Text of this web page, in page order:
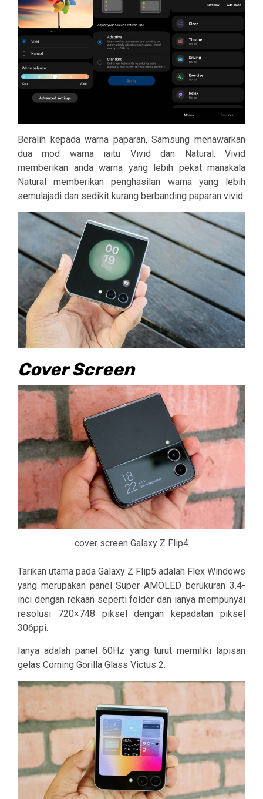
Beralih kepada warna paparan, Samsung menawarkan
dua mod warna iaitu Vivid dan Natural. Vivid
memberikan anda warna yang lebih pekat manakala
Natural memberikan penghasilan warna yang lebih
semulajadi dan sedikit kurang berbanding paparan vivid.
Cover Screen
cover screen Galaxy Z Flip4
Tarikan utama pada Galaxy Z Flip5 adalah Flex Windows
yang merupakan panel Super AMOLED berukuran 3.4-
inci dengan rekaan seperti folder dan ianya mempunyai
resolusi 720×748 piksel dengan kepadatan piksel
306ppi.
Ianya adalah panel 60Hz yang turut memiliki lapisan
gelas Corning Gorilla Glass Victus 2.